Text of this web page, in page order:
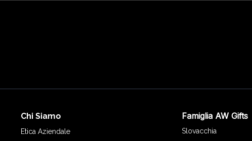
Chi Siamo
Etica Aziendale
Famiglia AW Gifts
Slovacchia